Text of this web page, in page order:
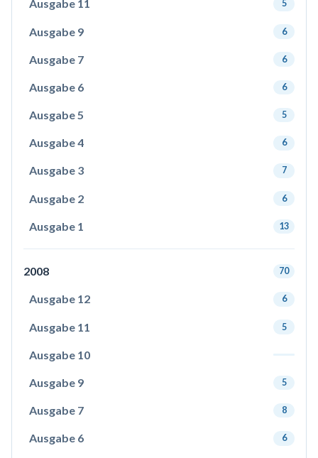
Ausgabe 11 5
Ausgabe 9 6
Ausgabe 7 6
Ausgabe 6 6
Ausgabe 5 5
Ausgabe 4 6
Ausgabe 3 7
Ausgabe 2 6
Ausgabe 1 13
2008 70
Ausgabe 12 6
Ausgabe 11 5
Ausgabe 10
Ausgabe 9 5
Ausgabe 7 8
Ausgabe 6 6